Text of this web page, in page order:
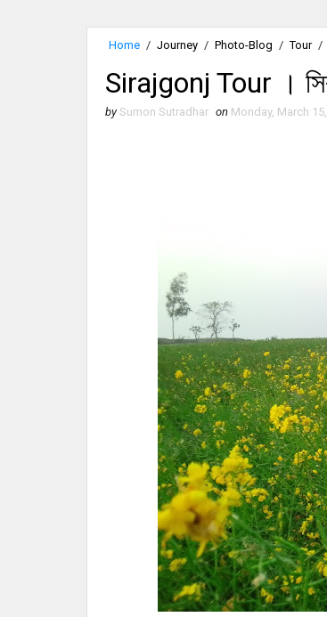
Home / Journey / Photo-Blog / Tour /
Sirajgonj Tour ।
by Sumon Sutradhar on Monday, March